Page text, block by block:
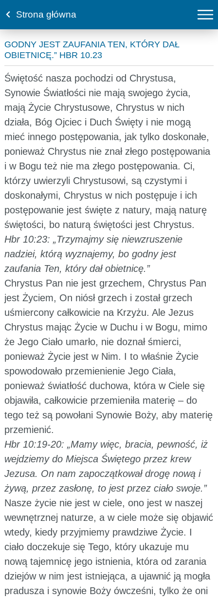
Strona główna
GODNY JEST ZAUFANIA TEN, KTÓRY DAŁ
OBIETNICĘ.” HBR 10.23
Świętość nasza pochodzi od Chrystusa,
Synowie Światłości nie mają swojego życia,
mają Życie Chrystusowe, Chrystus w nich
działa, Bóg Ojciec i Duch Święty i nie mogą
mieć innego postępowania, jak tylko doskonałe,
ponieważ Chrystus nie znał złego postępowania
i w Bogu też nie ma złego postępowania. Ci,
którzy uwierzyli Chrystusowi, są czystymi i
doskonałymi, Chrystus w nich postępuje i ich
postępowanie jest święte z natury, mają naturę
świętości, bo naturą świętości jest Chrystus.
Hbr 10:23: „Trzymajmy się niewzruszenie
nadziei, którą wyznajemy, bo godny jest
zaufania Ten, który dał obietnicę.”
Chrystus Pan nie jest grzechem, Chrystus Pan
jest Życiem, On niósł grzech i został grzech
uśmiercony całkowicie na Krzyżu. Ale Jezus
Chrystus mając Życie w Duchu i w Bogu, mimo
że Jego Ciało umarło, nie doznał śmierci,
ponieważ Życie jest w Nim. I to właśnie Życie
spowodowało przemienienie Jego Ciała,
ponieważ światłość duchowa, która w Ciele się
objawiła, całkowicie przemieniła materię – do
tego też są powołani Synowie Boży, aby materię
przemienić.
Hbr 10:19-20: „Mamy więc, bracia, pewność, iż
wejdziemy do Miejsca Świętego przez krew
Jezusa. On nam zapoczątkował drogę nową i
żywą, przez zasłonę, to jest przez ciało swoje.”
Nasze życie nie jest w ciele, ono jest w naszej
wewnętrznej naturze, a w ciele może się objawić
wtedy, kiedy przyjmiemy prawdziwe Życie. I
ciało doczekuje się Tego, który ukazuje mu
nową tajemnicę jego istnienia, która od zarania
dziejów w nim jest istniejąca, a ujawnić ją mogła
pradusza i synowie Boży ówcześni, tylko że oni